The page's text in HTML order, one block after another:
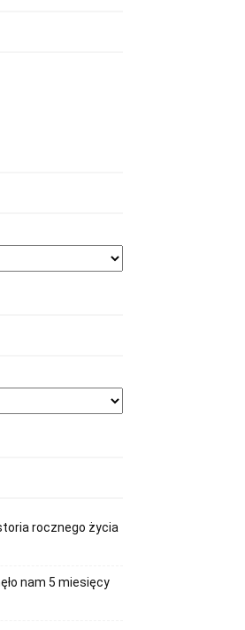
rocznego życia
nam 5 miesięcy